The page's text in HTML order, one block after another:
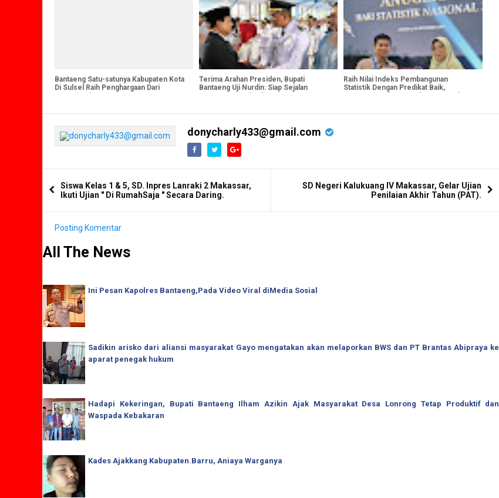
Bantaeng Satu-satunya Kabupaten Kota
Di Sulsel Raih Penghargaan Dari
Terima Arahan Presiden, Bupati
Bantaeng Uji Nurdin: Siap Sejalan
Raih Nilai Indeks Pembangunan
Statistik Dengan Predikat Baik,
donycharly433@gmail.com
Siswa Kelas 1 & 5, SD. Inpres Lanraki 2 Makassar,
Ikuti Ujian " Di RumahSaja " Secara Daring.
SD Negeri Kalukuang IV Makassar, Gelar Ujian
Penilaian Akhir Tahun (PAT).
Posting Komentar
All The News
Ini Pesan Kapolres Bantaeng,Pada Video Viral diMedia Sosial
Sadikin arisko dari aliansi masyarakat Gayo mengatakan akan melaporkan BWS dan PT Brantas Abipraya ke
aparat penegak hukum
Hadapi Kekeringan, Bupati Bantaeng Ilham Azikin Ajak Masyarakat Desa Lonrong Tetap Produktif dan
Waspada Kebakaran
Kades Ajakkang Kabupaten.Barru, Aniaya Warganya